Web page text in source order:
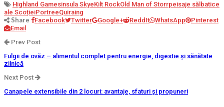
Highland Gamesinsula SkyeKilt RockOld Man of Storrpeisaje sălbatice
ale ScoțieiPortreeQuiraing
Share Facebook Twitter Google+ ReddIt WhatsApp
Pinterest
Email
Prev Post
Fulgii de ovăz – alimentul complet pentru energie, digestie și sănătate
zilnică
Next Post
Canapele extensibile din 2 locuri: avantaje, sfaturi și propuneri